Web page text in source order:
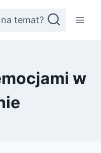
temat?
w